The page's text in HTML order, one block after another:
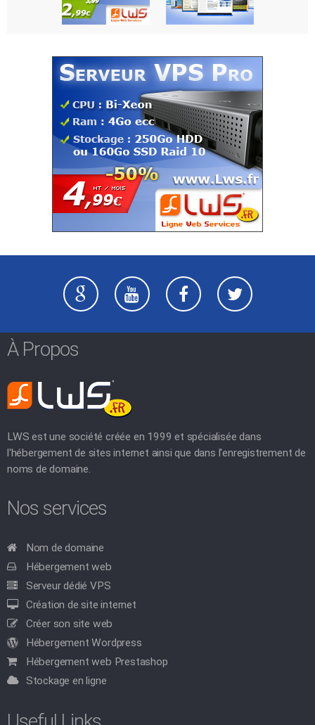
À Propos
LWS est une société créée en 1999 et spécialisée dans
l'hébergement de sites internet ainsi que dans l'enregistrement de
noms de domaine.
Nos services
Nom de domaine
Hébergement web
Serveur dédié VPS
Création de site internet
Créer son site web
Hébergement Wordpress
Hébergement web Prestashop
Stockage en ligne